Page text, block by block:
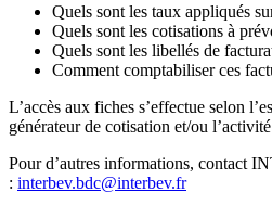
Quels sont les taux appliqués
Quels sont les cotisations à
Quels sont les libellés de
Comment comptabiliser ces
L’accès aux fiches s’effectue selon
générateur de cotisation et/ou
Pour d’autres informations, contact
: interbev.bdc@interbev.fr